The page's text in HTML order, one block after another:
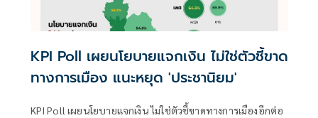
KPI Poll เผยนโยบายแจกเงิน ไม่ใช่ตัวชี้ขาด
ทางการเมือง แนะหยุด 'ประชานิยม'
KPI Poll เผยนโยบายแจกเงิน ไม่ใช่ตัวชี้ขาดทางการเมืองอีกต่อ